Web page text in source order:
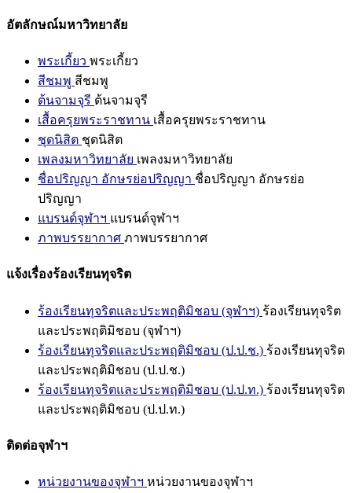
อัตลักษณ์มหาวิทยาลัย
พระเกี้ยว พระเกี้ยว
สีชมพู สีชมพู
ต้นจามจุรี ต้นจามจุรี
เสื้อครุยพระราชทาน เสื้อครุยพระราชทาน
ชุดนิสิต ชุดนิสิต
เพลงมหาวิทยาลัย เพลงมหาวิทยาลัย
ชื่อปริญญา อักษรย่อปริญญา ชื่อปริญญา อักษรย่อ
ปริญญา
แบรนด์จุฬาฯ แบรนด์จุฬาฯ
ภาพบรรยากาศ ภาพบรรยากาศ
แจ้งเรื่องร้องเรียนทุจริต
ร้องเรียนทุจริตและประพฤติมิชอบ (จุฬาฯ) ร้องเรียนทุจริต
และประพฤติมิชอบ (จุฬาฯ)
ร้องเรียนทุจริตและประพฤติมิชอบ (ป.ป.ช.) ร้องเรียนทุจริต
และประพฤติมิชอบ (ป.ป.ช.)
ร้องเรียนทุจริตและประพฤติมิชอบ (ป.ป.ท.) ร้องเรียนทุจริต
และประพฤติมิชอบ (ป.ป.ท.)
ติดต่อจุฬาฯ
หน่วยงานของจุฬาฯ หน่วยงานของจุฬาฯ